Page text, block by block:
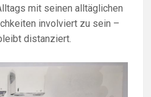
mit seinen alltäglichen
involviert zu sein –
distanziert.